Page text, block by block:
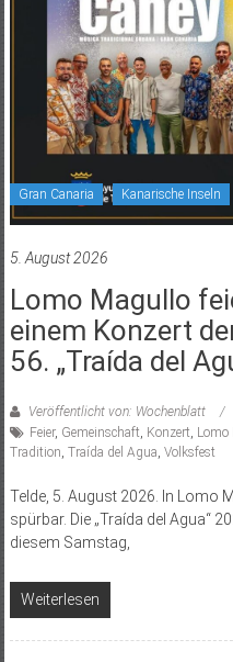
Gran Canaria Kanarische Inseln
5. August 2026
Lomo Magullo
einem Konzert
56. „Traída del
Veröffentlicht von: Wochenblatt
Feier, Gemeinschaft, Konzert, Lomo
Tradition, Traída del Agua, Volksfest
Telde, 5. August 2026. In Lomo
spürbar. Die „Traída del Agua“
diesem Samstag,
Weiterlesen